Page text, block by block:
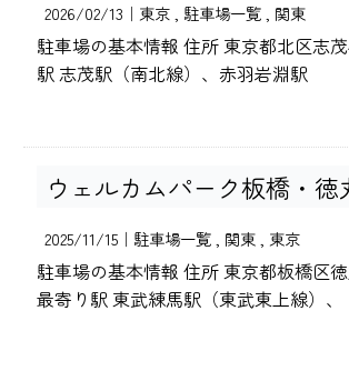
2026/02/13｜ 東京 駐車場一覧 関東
駐車場の基本情報 住所 東京都北区志
駅 志茂駅（南北線）、赤羽岩淵駅
ウェルカムパーク板橋・徳丸
2025/11/15｜ 駐車場一覧 関東 東京
駐車場の基本情報 住所 東京都板橋区
最寄り駅 東武練馬駅（東武東上線）、